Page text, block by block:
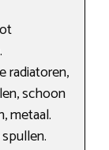
radiatoren,
schoon
metaal.